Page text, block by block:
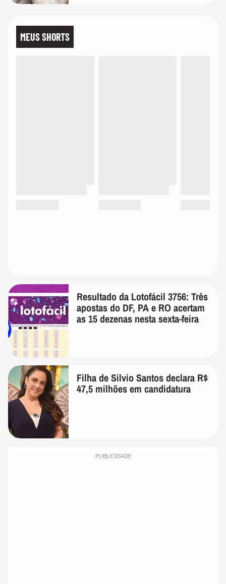
MEUS SHORTS
Resultado da Lotofácil 3756: Três
apostas do DF, PA e RO acertam
as 15 dezenas nesta sexta-feira
Filha de Silvio Santos declara R$
47,5 milhões em candidatura
PUBLICIDADE